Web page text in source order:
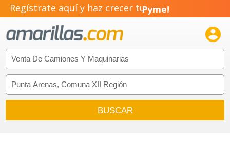
Regístrate aquí y haz crecer tuPyme!
Emprendimiento!
